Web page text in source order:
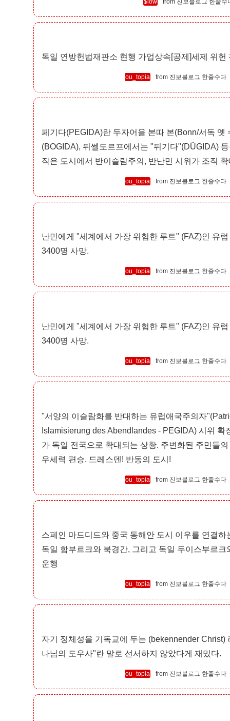
$low 진보블로그 한줄수
독일 연방헌법재판소 현행 가업상속[공제]세제 위헌
ou_topia 진보블로그 한줄수다
페기다(PEGIDA)란 두자어을 본따 본(Bonn/서독 옛
(BOGIDA), 뒤쎌도르프에서는 "뒤기다"(DÜGIDA)
작은 도시에서 반이슬람주의, 반난민 시위가 조직
ou_topia 진보블로그 한줄수다
난민에게 "세계에서 가장 위험한 루트" (FAZ)인 유
3400명 사망.
ou_topia 진보블로그 한줄수다
난민에게 "세계에서 가장 위험한 루트" (FAZ)인 유
3400명 사망.
ou_topia 진보블로그 한줄수다
"서양의 이슬람화를 반대하는 유럽애국주의자
Islamisierung des Abendlandes - PEGIDA) 시위 확
가 독일 전국으로 확대되는 상황. 주변화된 주민들
우세력 편승. 드레스덴! 반동의 도시!
ou_topia 진보블로그 한줄수다
스페인 마드디드와 중국 동해안 도시 이우를 연결
독일 함부르크와 북경간, 그리고 독일 두이스부르
운행
ou_topia 진보블로그 한줄수다
자기 정체성을 기독교에 두는 (bekennender Christ)
나님의 도우사"란 말로 선서하지 않았다게 재밌다.
ou_topia 진보블로그 한줄수다